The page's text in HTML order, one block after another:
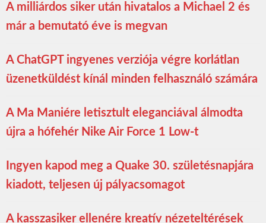
A milliárdos siker után hivatalos a Michael 2 és
már a bemutató éve is megvan
A ChatGPT ingyenes verziója végre korlátlan
üzenetküldést kínál minden felhasználó számára
A Ma Maniére letisztult eleganciával álmodta
újra a hófehér Nike Air Force 1 Low-t
Ingyen kapod meg a Quake 30. születésnapjára
kiadott, teljesen új pályacsomagot
A kasszasiker ellenére kreatív nézeteltérések